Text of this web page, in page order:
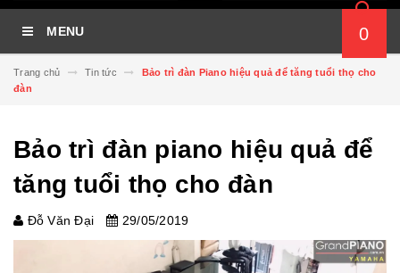
MENU 0
Trang chủ Tin tức
Bảo trì đàn Piano hiệu quả để tăng tuổi thọ cho
đàn
Bảo trì đàn piano hiệu quả để
tăng tuổi thọ cho đàn
Đỗ Văn Đại 29/05/2019